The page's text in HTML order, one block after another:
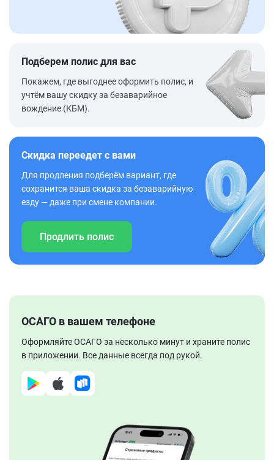
Подберем полис для вас
Покажем, где выгоднее оформить полис, и
учтём вашу скидку за безаварийное
вождение (КБМ).
Скидка переедет с вами
Для продления подберём вариант, где
сохранится ваша скидка за безаварийную
езду — даже при смене компании.
Продлить полис
ОСАГО в вашем телефоне
Оформляйте ОСАГО за несколько минут и храните полис
в приложении. Все данные всегда под рукой.